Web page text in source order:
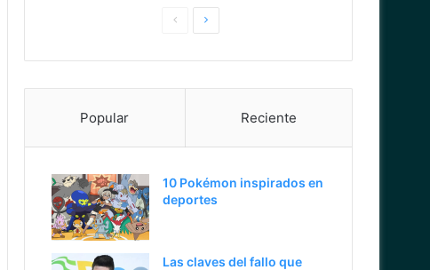
PaginaSiguiente
Popular Reciente
10 Pokémon inspirados en
deportes
Las claves del fallo que